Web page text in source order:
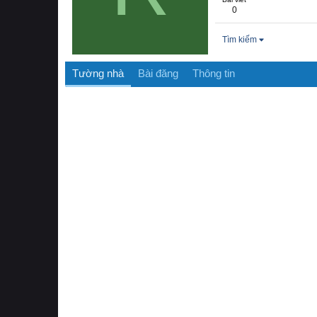
0
Tìm kiếm
Tường nhà Bài đăng Thông tin